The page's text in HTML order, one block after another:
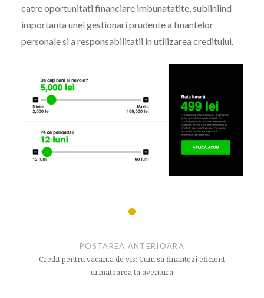
catre oportunitati financiare imbunatatite, subliniind
importanta unei gestionari prudente a finantelor
personale si a responsabilitatii in utilizarea creditului.
POSTAREA ANTERIOARA
Credit pentru vacanta de vis: Cum sa finantezi eficient
urmatoarea ta aventura